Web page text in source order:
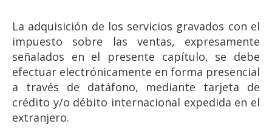
La adquisición de los servicios gravados con el
impuesto sobre las ventas, expresamente
señalados en el presente capítulo, se debe
efectuar electrónicamente en forma presencial
a través de datáfono, mediante tarjeta de
crédito y/o débito internacional expedida en el
extranjero.